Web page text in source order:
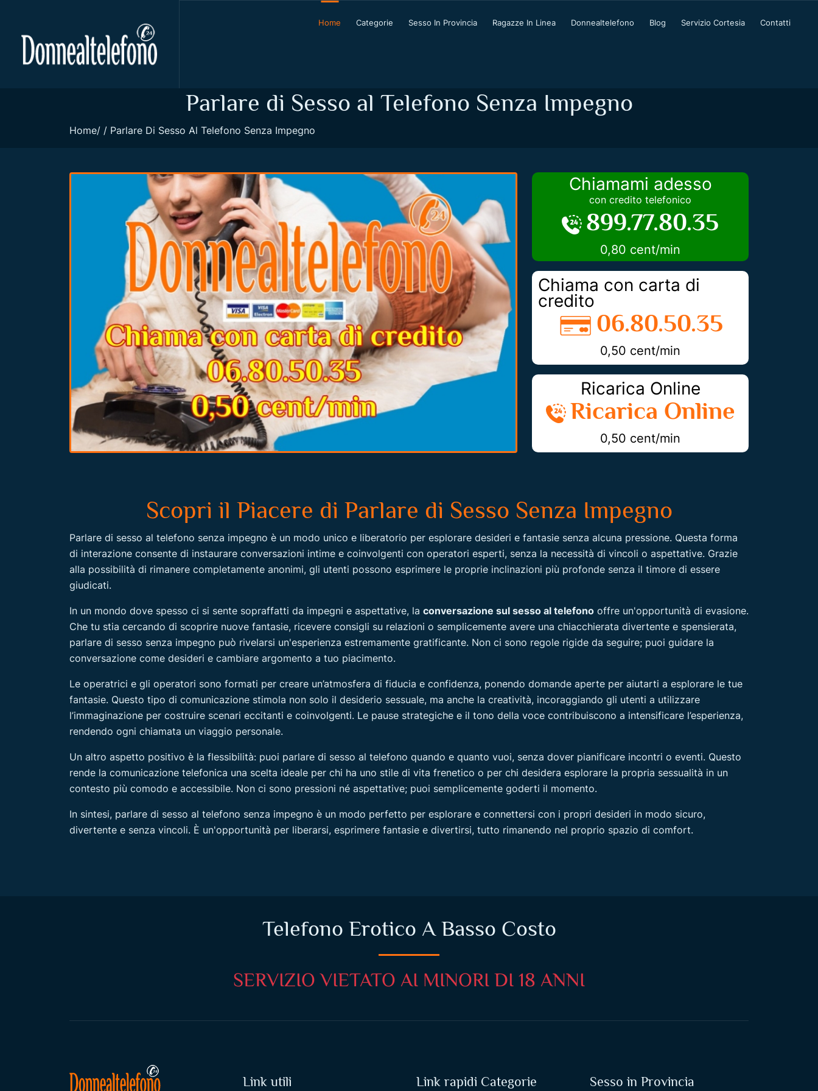
Home Categorie Sesso In Provincia Ragazze In Linea Donnealtelefono Blog Servizio Cortesia Contatti
Parlare di Sesso al Telefono Senza Impegno
Home Parlare Di Sesso Al Telefono Senza Impegno
Chiamami adesso
con credito telefonico
899.77.80.35
0,80 cent/min
Chiama con carta di
credito
06.80.50.35
0,50 cent/min
Ricarica Online
Ricarica Online
0,50 cent/min
Scopri il Piacere di Parlare di Sesso Senza Impegno
Parlare di sesso al telefono senza impegno è un modo unico e liberatorio per esplorare desideri e fantasie senza alcuna pressione. Questa forma
di interazione consente di instaurare conversazioni intime e coinvolgenti con operatori esperti, senza la necessità di vincoli o aspettative. Grazie
alla possibilità di rimanere completamente anonimi, gli utenti possono esprimere le proprie inclinazioni più profonde senza il timore di essere
giudicati.
In un mondo dove spesso ci si sente sopraffatti da impegni e aspettative, la conversazione sul sesso al telefono offre un'opportunità di evasione.
Che tu stia cercando di scoprire nuove fantasie, ricevere consigli su relazioni o semplicemente avere una chiacchierata divertente e spensierata,
parlare di sesso senza impegno può rivelarsi un'esperienza estremamente gratificante. Non ci sono regole rigide da seguire; puoi guidare la
conversazione come desideri e cambiare argomento a tuo piacimento.
Le operatrici e gli operatori sono formati per creare un’atmosfera di fiducia e confidenza, ponendo domande aperte per aiutarti a esplorare le tue
fantasie. Questo tipo di comunicazione stimola non solo il desiderio sessuale, ma anche la creatività, incoraggiando gli utenti a utilizzare
l’immaginazione per costruire scenari eccitanti e coinvolgenti. Le pause strategiche e il tono della voce contribuiscono a intensificare l’esperienza,
rendendo ogni chiamata un viaggio personale.
Un altro aspetto positivo è la flessibilità: puoi parlare di sesso al telefono quando e quanto vuoi, senza dover pianificare incontri o eventi. Questo
rende la comunicazione telefonica una scelta ideale per chi ha uno stile di vita frenetico o per chi desidera esplorare la propria sessualità in un
contesto più comodo e accessibile. Non ci sono pressioni né aspettative; puoi semplicemente goderti il momento.
In sintesi, parlare di sesso al telefono senza impegno è un modo perfetto per esplorare e connettersi con i propri desideri in modo sicuro,
divertente e senza vincoli. È un'opportunità per liberarsi, esprimere fantasie e divertirsi, tutto rimanendo nel proprio spazio di comfort.
Telefono Erotico A Basso Costo
SERVIZIO VIETATO AI MINORI DI 18 ANNI
Link utili Link rapidi Categorie Sesso in Provincia